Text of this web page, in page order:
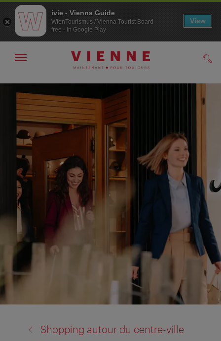
Navigation
Contenu
Afficher
la
navigation
Shopping autour du centre-ville
ivie - Vienna Guide
WienTourismus / Vienna Tourist Board
free - In Google Play
View